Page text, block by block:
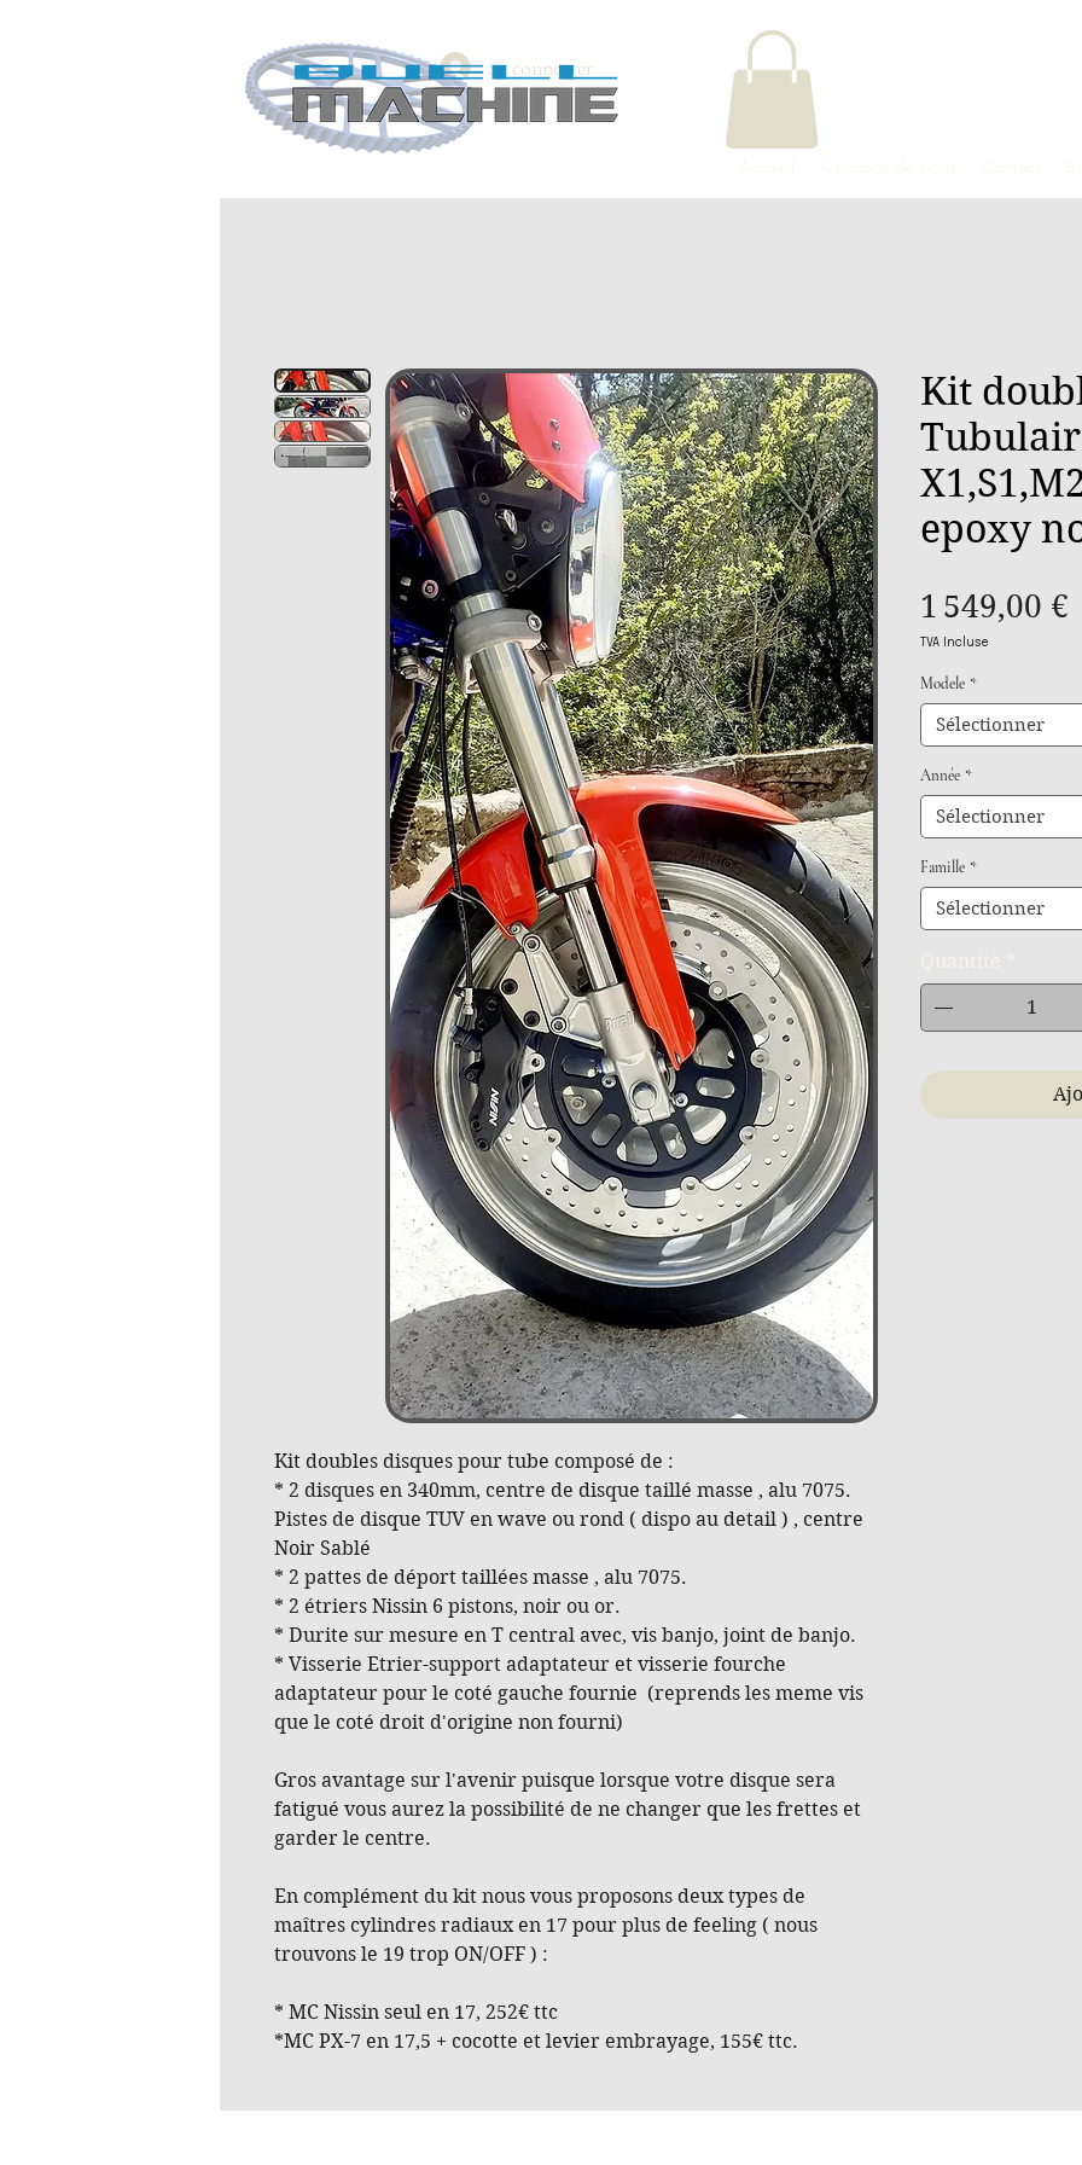
Se connecter
Kit doubles disques pour tube composé de :
* 2 disques en 340mm, centre de disque taillé masse , alu 7075.
Pistes de disque TUV en wave ou rond ( dispo au detail ) , centre
Noir Sablé
* 2 pattes de déport taillées masse , alu 7075.
* 2 étriers Nissin 6 pistons, noir ou or.
* Durite sur mesure en T central avec, vis banjo, joint de banjo.
* Visserie Etrier-support adaptateur et visserie fourche
adaptateur pour le coté gauche fournie (reprends les meme vis
que le coté droit d'origine non fourni)
Gros avantage sur l'avenir puisque lorsque votre disque sera
fatigué vous aurez la possibilité de ne changer que les frettes et
garder le centre.
En complément du kit nous vous proposons deux types de
maîtres cylindres radiaux en 17 pour plus de feeling ( nous
trouvons le 19 trop ON/OFF ) :
* MC Nissin seul en 17, 252€ ttc
*MC PX-7 en 17,5 + cocotte et levier embrayage, 155€ ttc.
Kit
epoxy
1 549,00 €
TVA Incluse
Modele *
Sélectionner
Année *
Sélectionner
Famille *
Sélectionner